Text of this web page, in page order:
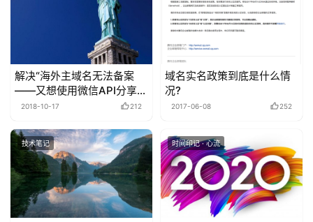
解决“海外主域名无法备案
——又想使用微信API分享”
的办法
2018-10-17 212
域名实名政策到底是什么情
况?
2017-06-08 252
技术笔记 时间印记 · 心流